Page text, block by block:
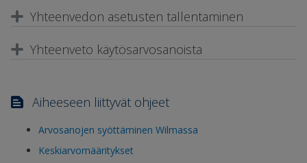
Yhteenvedon asetusten tallentaminen
Yhteenveto käytösarvosanoista
Aiheeseen liittyvät ohjeet
Arvosanojen syöttäminen Wilmassa
Keskiarvomääritykset